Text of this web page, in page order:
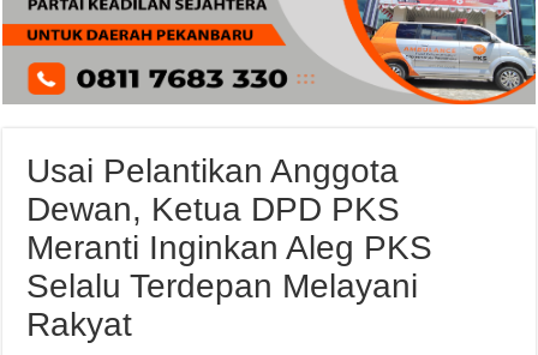
Usai Pelantikan Anggota
Dewan, Ketua DPD PKS
Meranti Inginkan Aleg PKS
Selalu Terdepan Melayani
Rakyat